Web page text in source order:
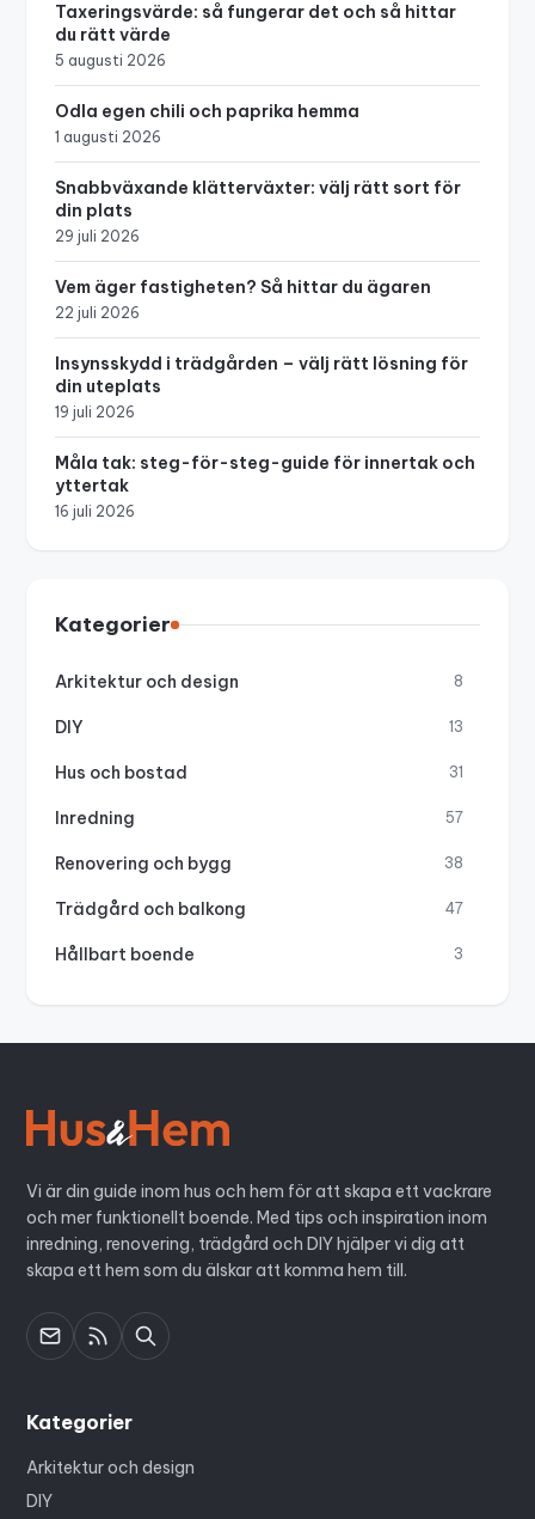
Taxeringsvärde: så fungerar det och så hittar
du rätt värde
5 augusti 2026
Odla egen chili och paprika hemma
1 augusti 2026
Snabbväxande klätterväxter: välj rätt sort för
din plats
29 juli 2026
Vem äger fastigheten? Så hittar du ägaren
22 juli 2026
Insynsskydd i trädgården – välj rätt lösning för
din uteplats
19 juli 2026
Måla tak: steg-för-steg-guide för innertak och
yttertak
16 juli 2026
Kategorier
Arkitektur och design 8
DIY 13
Hus och bostad 31
Inredning 57
Renovering och bygg 38
Trädgård och balkong 47
Hållbart boende 3
Vi är din guide inom hus och hem för att skapa ett vackrare
och mer funktionellt boende. Med tips och inspiration inom
inredning, renovering, trädgård och DIY hjälper vi dig att
skapa ett hem som du älskar att komma hem till.
Kategorier
Arkitektur och design
DIY